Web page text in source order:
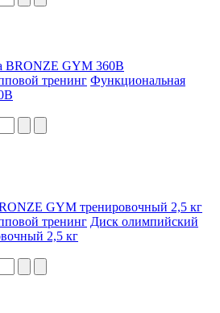
тренинг Функциональная
тренинг Диск олимпийский
2,5 кг